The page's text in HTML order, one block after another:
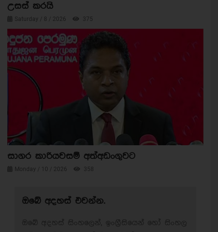
උසස් කරයි
Saturday / 8 / 2026 375
සාගර කාරියවසම් අත්අඩංගුවට
Monday / 10 / 2026 358
ඔබේ අදහස් එවන්න.